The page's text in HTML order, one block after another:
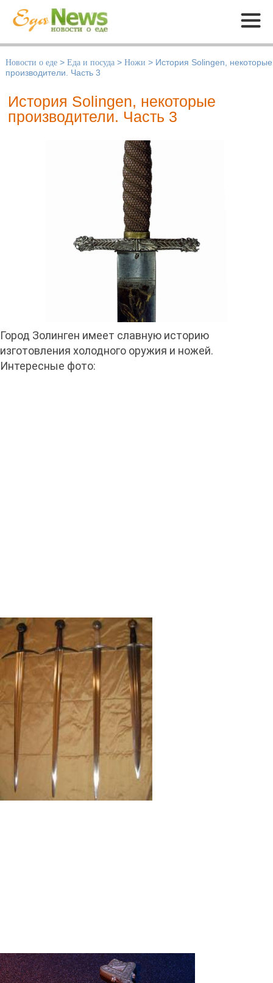
Меню
Новости о еде > Еда и посуда > Ножи > История Solingen, некоторые
производители. Часть 3
История Solingen, некоторые
производители. Часть 3
Город Золинген имеет славную историю
изготовления холодного оружия и ножей.
Интересные фото: